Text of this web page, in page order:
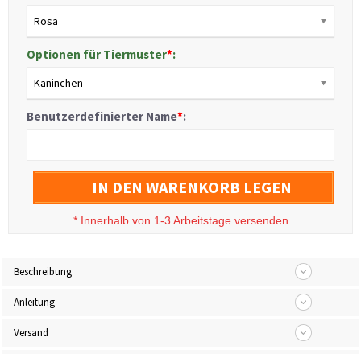
Rosa
Optionen für Tiermuster*:
Kaninchen
Benutzerdefinierter Name*:
IN DEN WARENKORB LEGEN
* Innerhalb von 1-3 Arbeitstage versenden
Beschreibung
Anleitung
Versand